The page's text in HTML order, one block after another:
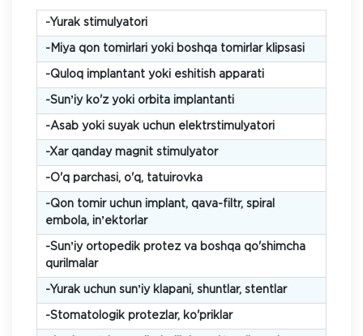
-Yurak stimulyatori
-Miya qon tomirlari yoki boshqa tomirlar klipsasi
-Quloq implantant yoki eshitish apparati
-Sunʼiy ko'z yoki orbita implantanti
-Аsab yoki suyak uchun elektrstimulyatori
-Xar qanday magnit stimulyator
-O'q parchasi, o'q, tatuirovka
-Qon tomir uchun implant, qava-filtr, spiral
embola, inʼektorlar
-Sunʼiy ortopedik protez va boshqa qo'shimcha
qurilmalar
-Yurak uchun sunʼiy klapani, shuntlar, stentlar
-Stomatologik protezlar, ko'priklar